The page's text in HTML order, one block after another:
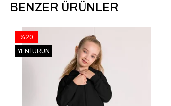
BENZER ÜRÜNLER
%20
YENI ÜRÜN